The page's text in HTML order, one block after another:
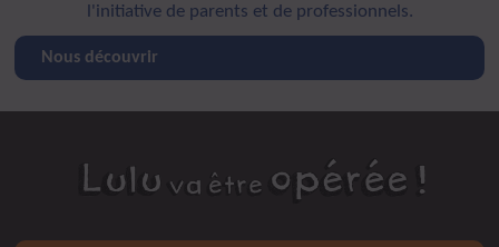
l'initiative de parents et de professionnels.
Nous découvrir